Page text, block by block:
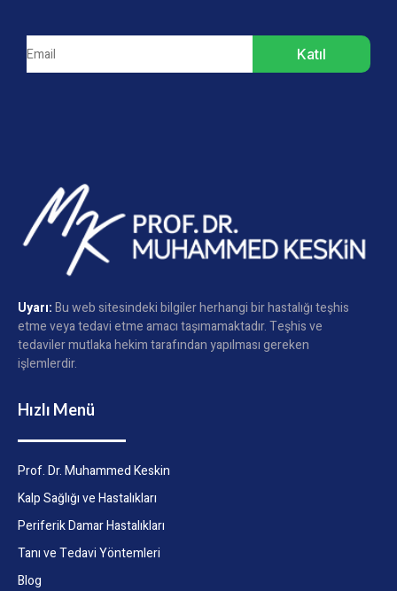
Katıl
Uyarı:Bu web sitesindeki bilgiler herhangi bir hastalığı teşhis
etme veya tedavi etme amacı taşımamaktadır. Teşhis ve
tedaviler mutlaka hekim tarafından yapılması gereken
işlemlerdir.
Hızlı Menü
Prof. Dr. Muhammed Keskin
Kalp Sağlığı ve Hastalıkları
Periferik Damar Hastalıkları
Tanı ve Tedavi Yöntemleri
Blog